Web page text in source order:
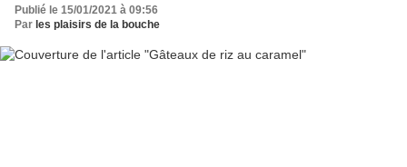
Publié le 15/01/2021 à 09:56
Par les plaisirs de la bouche